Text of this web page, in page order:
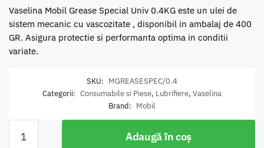
inițial
a
fost:
curent
este:
47,28 lei.
Vaselina Mobil Grease Special Univ 0.4KG este un ulei de
sistem mecanic cu vascozitate , disponibil in ambalaj de 400
GR. Asigura protectie si performanta optima in conditii
variate.
SKU: MGREASESPEC/0.4
Categorii: Consumabile si Piese, Lubrifiere, Vaselina
Brand: Mobil
Vaselina
Adaugă în coș